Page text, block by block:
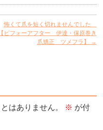
怖くて爪を短く切れませんでした
【ビフォーアフター 伊達・保原巻き
爪矯正 ツメフラ】
→
はありません。 ※ が付